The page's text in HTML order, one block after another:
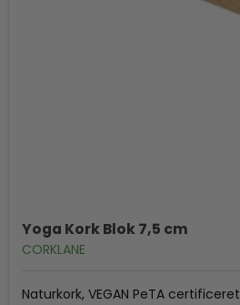
Yoga Kork Blok 7,5 cm
CORKLANE
Naturkork, VEGAN PeTA certificeret